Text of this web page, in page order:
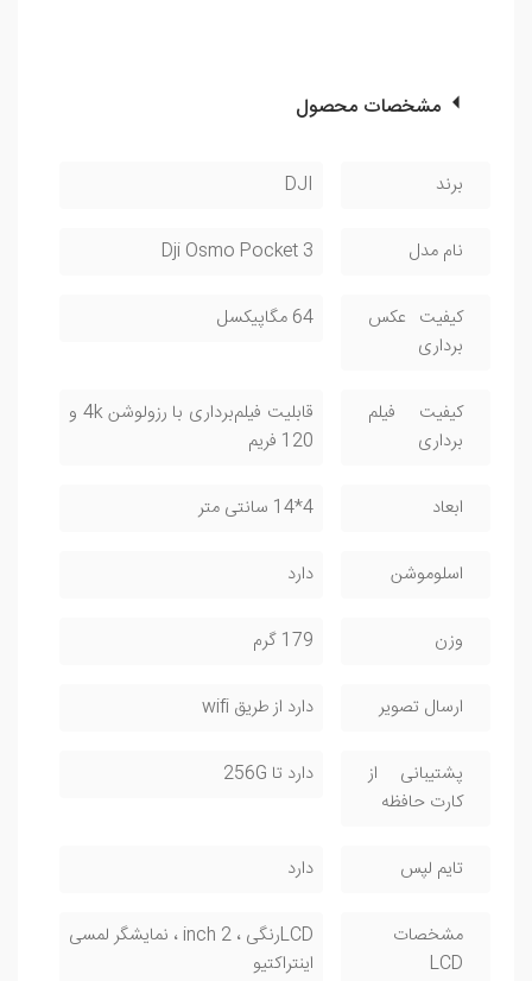
مشخصات محصول
برند DJI
نام مدل Dji Osmo Pocket 3
کیفیت عکس
برداری
64 مگاپیکسل
کیفیت فیلم
برداری
قابلیت فیلم‌برداری با رزولوشن 4k و
120 فریم
ابعاد 4*14 سانتی متر
اسلوموشن دارد
وزن 179 گرم
ارسال تصویر دارد از طریق wifi
پشتیبانی از
کارت حافظه
دارد تا 256G
تایم لپس دارد
مشخصات
LCD
LCDرنگی ، 2 inch ، نمایشگر لمسی
اینتراکتیو